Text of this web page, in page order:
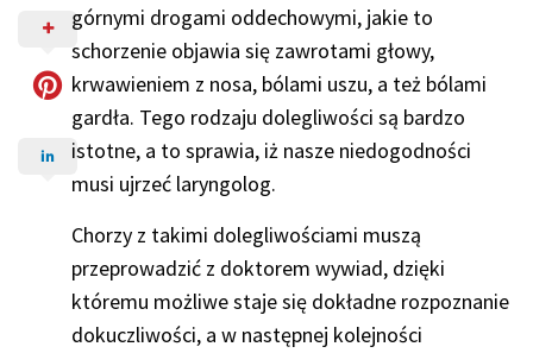
górnymi drogami oddechowymi, jakie to
schorzenie objawia się zawrotami głowy,
krwawieniem z nosa, bólami uszu, a też bólami
gardła. Tego rodzaju dolegliwości są bardzo
istotne, a to sprawia, iż nasze niedogodności
musi ujrzeć laryngolog.
Chorzy z takimi dolegliwościami muszą
przeprowadzić z doktorem wywiad, dzięki
któremu możliwe staje się dokładne rozpoznanie
dokuczliwości, a w następnej kolejności